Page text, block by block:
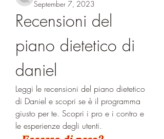
September 7, 2023
Recensioni del
piano dietetico di
daniel
Leggi le recensioni del piano dietetico
di Daniel e scopri se è il programma
giusto per te. Scopri i pro e i contro e
le esperienze degli utenti.